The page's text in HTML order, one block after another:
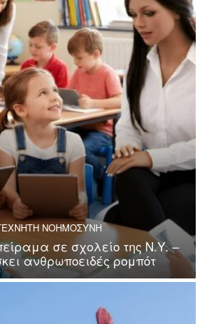
ΝΟΗΜΟΣΥΝΗ
σε σχολείο της Ν.Υ. –
ανθρωποειδές ρομπότ